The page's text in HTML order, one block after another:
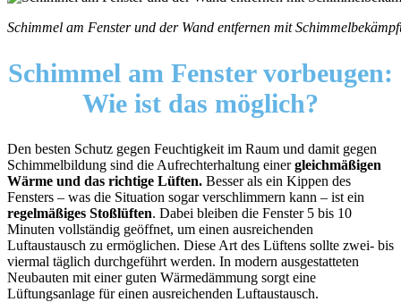
Schimmel am Fenster und der Wand entfernen mit
Schimmel am Fenster vorbeugen:
Wie ist das möglich?
Den besten Schutz gegen Feuchtigkeit im Raum und damit gegen
Schimmelbildung sind die Aufrechterhaltung einergleichmäßigen
Wärme und das richtige Lüften. Besser als ein Kippen des
Fensters – was die Situation sogar verschlimmern kann – ist ein
regelmäßiges Stoßlüften. Dabei bleiben die Fenster 5 bis 10
Minuten vollständig geöffnet, um einen ausreichenden
Luftaustausch zu ermöglichen. Diese Art des Lüftens sollte zwei- bis
viermal täglich durchgeführt werden. In modern ausgestatteten
Neubauten mit einer guten Wärmedämmung sorgt eine
Lüftungsanlage für einen ausreichenden Luftaustausch.